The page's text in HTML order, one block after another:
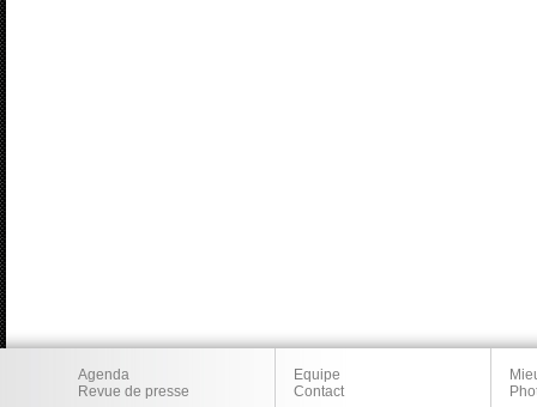
Agenda
Revue de presse
Equipe
Contact